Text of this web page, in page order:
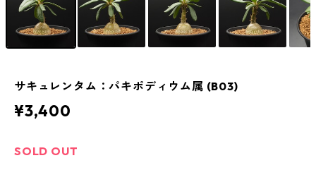
サキュレンタム：パキポディウム属 (B03)
¥3,400
SOLD OUT